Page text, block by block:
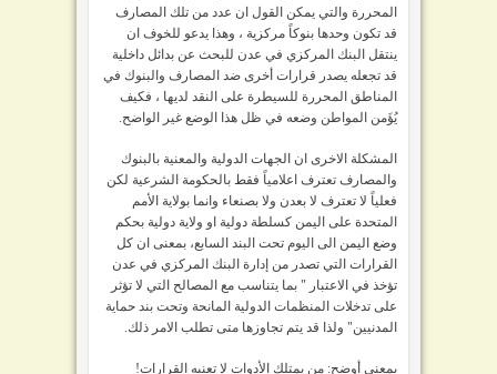
المحررة والتي يمكن القول ان عدد من تلك المصارف
قد تكون وحدها بنوكاً مركزية ، وهذا يدعو للخوف ان
ينتقل البنك المركزي في عدن للبحث عن بدائل داخلية
قد تجعله يصدر قرارات أخرى ضد المصارف والبنوك في
المناطق المحررة للسيطرة على النقد لديها ، فكيف
يُؤَمن المواطن وضعه في ظل هذا الوضع غير الواضح.
المشكلة الاخرى ان الجهات الدولية والمعنية بالبنوك
والمصارف تعترف اعلامياً فقط بالحكومة الشرعية لكن
فعلياً لا تعترف لا بعدن ولا بصنعاء وانما بولاية الأمم
المتحدة على اليمن كسلطة دولية او ولاية دولية بحكم
وضع اليمن الى اليوم تحت البند السابع، بمعنى ان كل
القرارات التي تصدر من إدارة البنك المركزي في عدن
تؤخذ في الاعتبار " بما يتناسب مع المصالح التي لا تؤثر
على تدخلات المنظمات الدولية المانحة وتحت بند حماية
المدنيين" ولذا قد يتم تجاوزها متى تطلب الامر ذلك.
بمعنى أوضح: من يمتلك الأدوات لا تعنيه القرارات!